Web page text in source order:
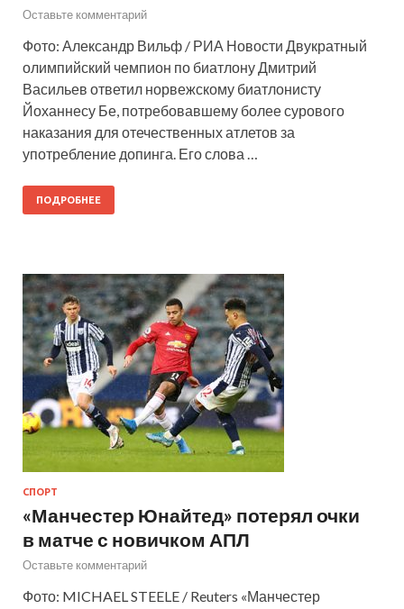
Оставьте комментарий
Фото: Александр Вильф / РИА Новости Двукратный
олимпийский чемпион по биатлону Дмитрий
Васильев ответил норвежскому биатлонисту
Йоханнесу Бе, потребовавшему более сурового
наказания для отечественных атлетов за
употребление допинга. Его слова …
ПОДРОБНЕЕ
СПОРТ
«Манчестер Юнайтед» потерял очки
в матче с новичком АПЛ
Оставьте комментарий
Фото: MICHAEL STEELE / Reuters «Манчестер